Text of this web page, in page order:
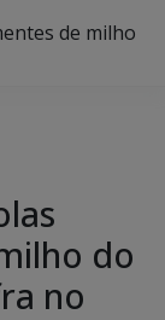
de milho
do
no